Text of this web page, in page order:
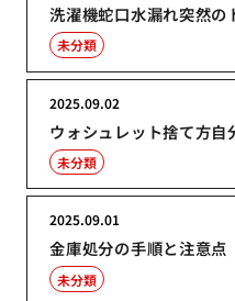
洗濯機蛇口水漏れ突然の
未分類
ウォシュレット捨て方自
2025.09.02
未分類
金庫処分の手順と注意点
2025.09.01
未分類